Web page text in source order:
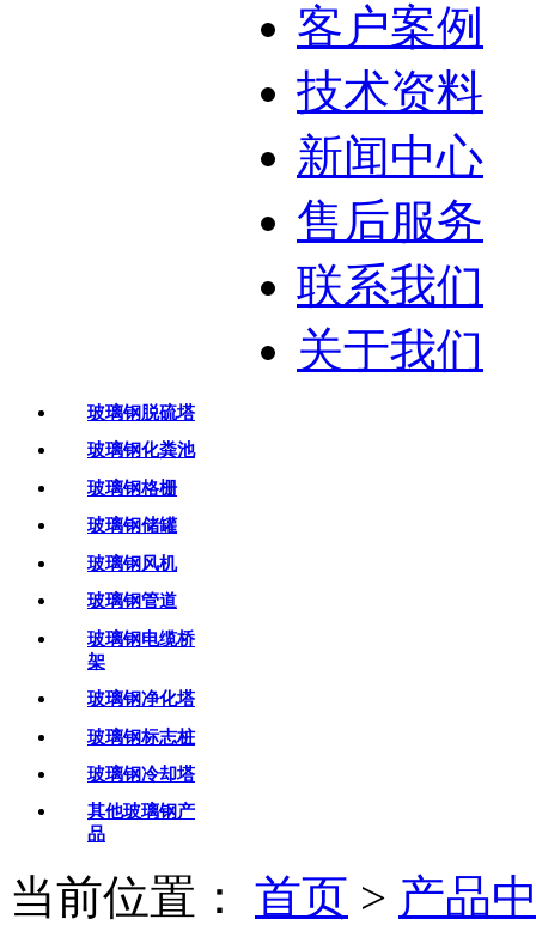
客户案例
技术资料
新闻中心
售后服务
联系我们
关于我们
玻璃钢脱硫塔
玻璃钢化粪池
玻璃钢格栅
玻璃钢储罐
玻璃钢风机
玻璃钢管道
玻璃钢电缆桥
架
玻璃钢净化塔
玻璃钢标志桩
玻璃钢冷却塔
其他玻璃钢产
品
当前位置： 首页 > 产品